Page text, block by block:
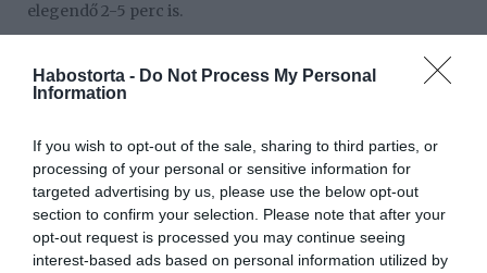
Habostorta - Do Not Process My Personal
Information
If you wish to opt-out of the sale, sharing to third parties, or
processing of your personal or sensitive information for
targeted advertising by us, please use the below opt-out
section to confirm your selection. Please note that after your
opt-out request is processed you may continue seeing
interest-based ads based on personal information utilized by
elegendő 2-5 perc is.
utáni időszakot, hanem függőleges testhelyzetet veszünk
fel, jelesül: állunk. Ez is jó hatással van a szervezetre, de a
Míg a nap folyamán és az étkezések után időszakosan
beiktatott álldogálás átlagosan 9,51 százalékkal csökkenti
a vércukorszintet a hosszan tartó üléshez képest, addig a
napközbeni séta mintegy 17 százalékkal csökkentette a
vércukorszintet.